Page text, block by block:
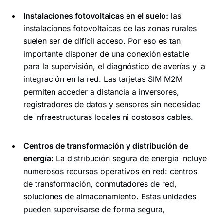
Instalaciones fotovoltaicas en el suelo: las
instalaciones fotovoltaicas de las zonas rurales
suelen ser de difícil acceso. Por eso es tan
importante disponer de una conexión estable
para la supervisión, el diagnóstico de averías y la
integración en la red. Las tarjetas SIM M2M
permiten acceder a distancia a inversores,
registradores de datos y sensores sin necesidad
de infraestructuras locales ni costosos cables.
Centros de transformación y distribución de
energía: La distribución segura de energía incluye
numerosos recursos operativos en red: centros
de transformación, conmutadores de red,
soluciones de almacenamiento. Estas unidades
pueden supervisarse de forma segura,